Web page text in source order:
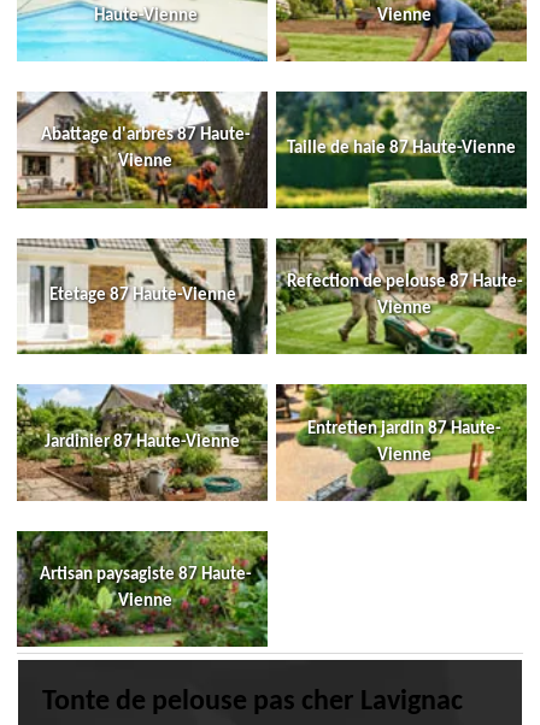
Haute-Vienne
Vienne
Abattage d'arbres 87 Haute-
Vienne
Taille de haie 87 Haute-Vienne
Etetage 87 Haute-Vienne
Refection de pelouse 87 Haute-
Vienne
Jardinier 87 Haute-Vienne
Entretien jardin 87 Haute-
Vienne
Artisan paysagiste 87 Haute-
Vienne
Tonte de pelouse pas cher Lavignac